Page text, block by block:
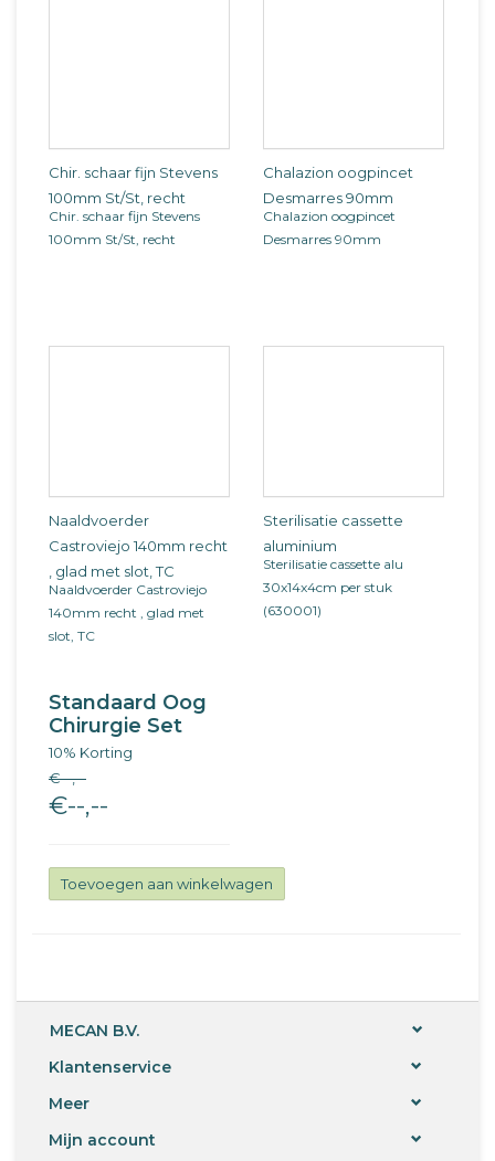
Chir. schaar fijn Stevens
100mm St/St, recht
Chir. schaar fijn Stevens
100mm St/St, recht
Chalazion oogpincet
Desmarres 90mm
Chalazion oogpincet
Desmarres 90mm
Naaldvoerder
Castroviejo 140mm recht
, glad met slot, TC
Naaldvoerder Castroviejo
140mm recht , glad met
slot, TC
Sterilisatie cassette
aluminium
Sterilisatie cassette alu
30x14x4cm per stuk
(630001)
Standaard Oog
Chirurgie Set
10% Korting
€--,--
€--,--
Toevoegen aan winkelwagen
MECAN B.V.
Klantenservice
Meer
Mijn account